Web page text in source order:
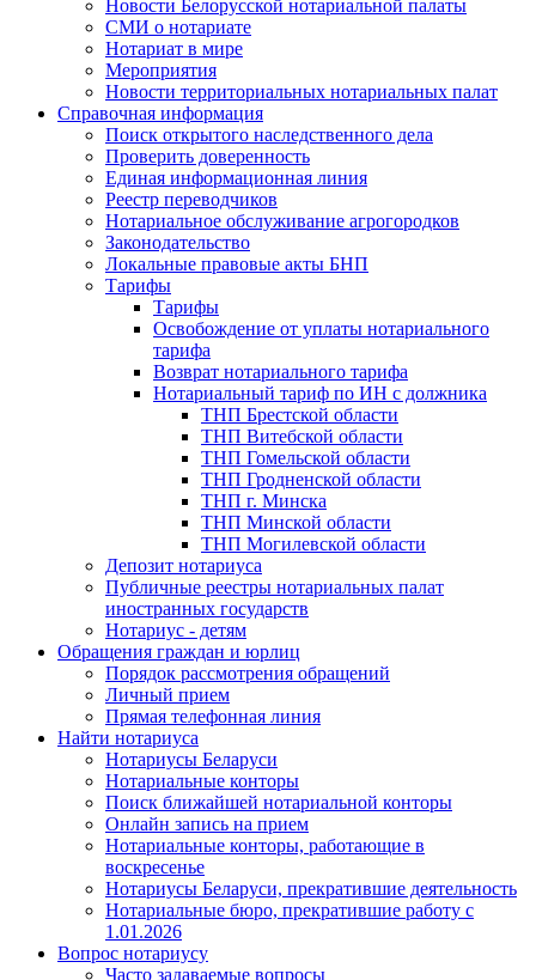
Новости Белорусской нотариальной палаты
СМИ о нотариате
Нотариат в мире
Мероприятия
Новости территориальных нотариальных палат
Справочная информация
Поиск открытого наследственного дела
Проверить доверенность
Единая информационная линия
Реестр переводчиков
Нотариальное обслуживание агрогородков
Законодательство
Локальные правовые акты БНП
Тарифы
Тарифы
Освобождение от уплаты нотариального
тарифа
Возврат нотариального тарифа
Нотариальный тариф по ИН с должника
ТНП Брестской области
ТНП Витебской области
ТНП Гомельской области
ТНП Гродненской области
ТНП г. Минска
ТНП Минской области
ТНП Могилевской области
Депозит нотариуса
Публичные реестры нотариальных палат
иностранных государств
Нотариус - детям
Обращения граждан и юрлиц
Порядок рассмотрения обращений
Личный прием
Прямая телефонная линия
Найти нотариуса
Нотариусы Беларуси
Нотариальные конторы
Поиск ближайшей нотариальной конторы
Онлайн запись на прием
Нотариальные конторы, работающие в
воскресенье
Нотариусы Беларуси, прекратившие деятельность
Нотариальные бюро, прекратившие работу с
1.01.2026
Вопрос нотариусу
Часто задаваемые вопросы